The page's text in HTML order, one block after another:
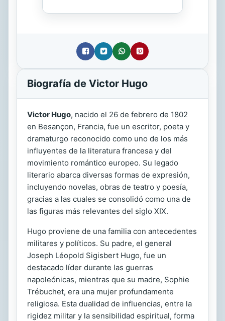
Biografía de Victor Hugo
Victor Hugo, nacido el 26 de febrero de 1802
en Besançon, Francia, fue un escritor, poeta y
dramaturgo reconocido como uno de los más
influyentes de la literatura francesa y del
movimiento romántico europeo. Su legado
literario abarca diversas formas de expresión,
incluyendo novelas, obras de teatro y poesía,
gracias a las cuales se consolidó como una de
las figuras más relevantes del siglo XIX.
Hugo proviene de una familia con antecedentes
militares y políticos. Su padre, el general
Joseph Léopold Sigisbert Hugo, fue un
destacado líder durante las guerras
napoleónicas, mientras que su madre, Sophie
Trébuchet, era una mujer profundamente
religiosa. Esta dualidad de influencias, entre la
rigidez militar y la sensibilidad espiritual, forma